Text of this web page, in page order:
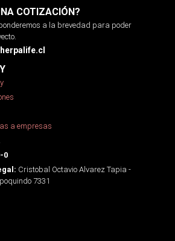
COTIZACIÓN?
a la brevedad para poder
a empresas
0
Cristobal Octavio Alvarez Tapia -
7331